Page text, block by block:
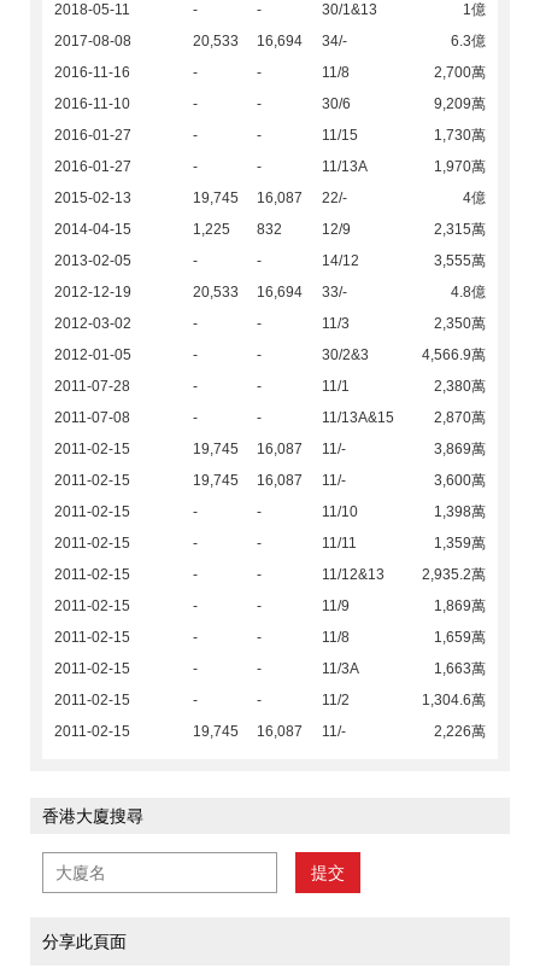
2018-05-11
- - 30/1&13
1億
2017-08-08
20,533 16,694 34/-
6.3億
2016-11-16
- - 11/8
2,700萬
2016-11-10
- - 30/6
9,209萬
2016-01-27
- - 11/15
1,730萬
2016-01-27
- - 11/13A
1,970萬
2015-02-13
19,745 16,087 22/-
4億
2014-04-15
1,225 832 12/9
2,315萬
2013-02-05
- - 14/12
3,555萬
2012-12-19
20,533 16,694 33/-
4.8億
2012-03-02
- - 11/3
2,350萬
2012-01-05
- - 30/2&3
4,566.9萬
2011-07-28
- - 11/1
2,380萬
2011-07-08
- - 11/13A&15
2,870萬
2011-02-15
19,745 16,087 11/-
3,869萬
2011-02-15
19,745 16,087 11/-
3,600萬
2011-02-15
- - 11/10
1,398萬
2011-02-15
- - 11/11
1,359萬
2011-02-15
- - 11/12&13
2,935.2萬
2011-02-15
- - 11/9
1,869萬
2011-02-15
- - 11/8
1,659萬
2011-02-15
- - 11/3A
1,663萬
2011-02-15
- - 11/2
1,304.6萬
2011-02-15
19,745 16,087 11/- 2,226萬
香港大廈搜尋
提交
分享此頁面